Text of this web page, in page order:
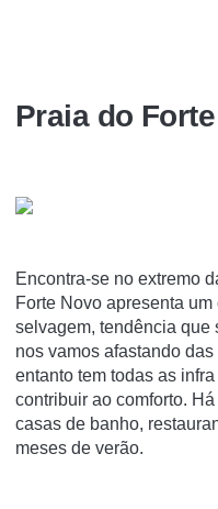
Praia do
Encontra-se no extremo
Forte Novo apresenta
selvagem, tendência que
nos vamos afastando
entanto tem todas as
contribuir ao comforto.
casas de banho,
meses de verão.